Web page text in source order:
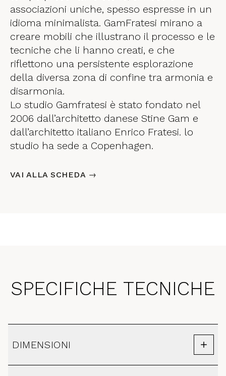
associazioni uniche, spesso espresse in un
idioma minimalista. GamFratesi mirano a
creare mobili che illustrano il processo e le
tecniche che li hanno creati, e che
riflettono una persistente esplorazione
della diversa zona di confine tra armonia e
disarmonia.
Lo studio Gamfratesi è stato fondato nel
2006 dall’architetto danese Stine Gam e
dall’architetto italiano Enrico Fratesi. lo
studio ha sede a Copenhagen.
VAI ALLA SCHEDA →
SPECIFICHE TECNICHE
DIMENSIONI